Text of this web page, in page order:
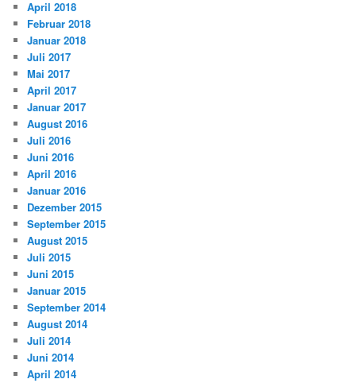
April 2018
Februar 2018
Januar 2018
Juli 2017
Mai 2017
April 2017
Januar 2017
August 2016
Juli 2016
Juni 2016
April 2016
Januar 2016
Dezember 2015
September 2015
August 2015
Juli 2015
Juni 2015
Januar 2015
September 2014
August 2014
Juli 2014
Juni 2014
April 2014